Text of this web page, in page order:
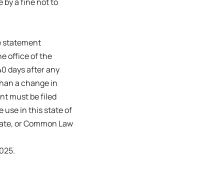
statement
office of the
days after any
a change in
must be filed
use in this state of
or Common Law